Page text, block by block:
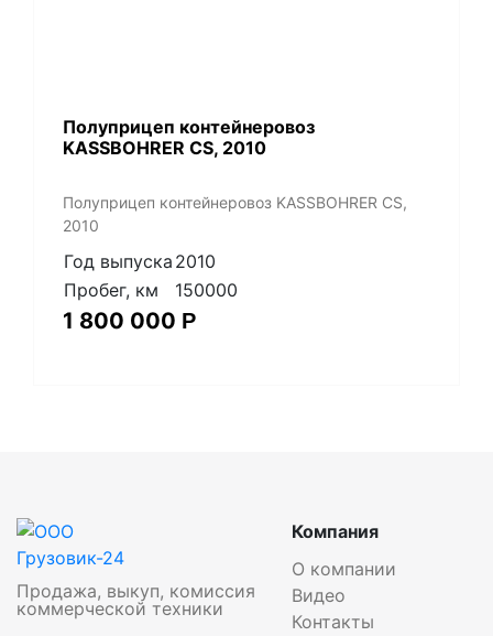
Полуприцеп контейнеровоз
KASSBOHRER CS, 2010
Полуприцеп контейнеровоз KASSBOHRER CS,
2010
Год выпуска 2010
Пробег, км
150000
1 800 000 Р
Продажа, выкуп, комиссия
коммерческой техники
Компания
О компании
Видео
Контакты